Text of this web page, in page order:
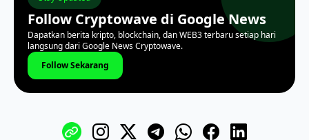
Follow Cryptowave di Google News
Dapatkan berita kripto, blockchain, dan WEB3 terbaru setiap hari
langsung dari Google News Cryptowave.
Follow Sekarang